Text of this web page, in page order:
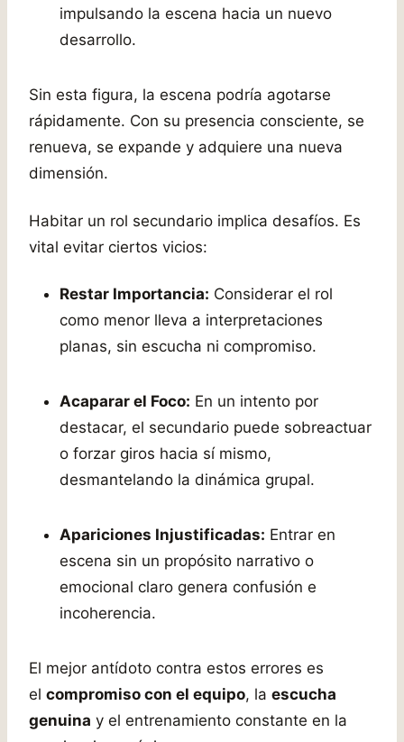
impulsando la escena hacia un nuevo
desarrollo.
Sin esta figura, la escena podría agotarse
rápidamente. Con su presencia consciente, se
renueva, se expande y adquiere una nueva
dimensión.
Habitar un rol secundario implica desafíos. Es
vital evitar ciertos vicios:
Restar Importancia: Considerar el rol
como menor lleva a interpretaciones
planas, sin escucha ni compromiso.
Acaparar el Foco: En un intento por
destacar, el secundario puede sobreactuar
o forzar giros hacia sí mismo,
desmantelando la dinámica grupal.
Apariciones Injustificadas: Entrar en
escena sin un propósito narrativo o
emocional claro genera confusión e
incoherencia.
El mejor antídoto contra estos errores es
el compromiso con el equipo, la escucha
genuina y el entrenamiento constante en la